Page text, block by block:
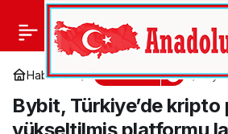
Haberler Ekonomi
Bybit, Türkiye’de kripto
Türk gıda sektörü ABD
pazarında büyüyor